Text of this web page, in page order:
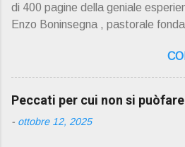
di 400 pagine della geniale
Enzo Boninsegna , pastorale
Dio giunta in continuit à ecclesiale
degli Apostoli e dei loro
orrei contribuire ad una lettura non
Enzo Boninsegna . Per gli ultimi
come Confessore. Del suo
Peccati per cui non si
- ottobre 12, 2025